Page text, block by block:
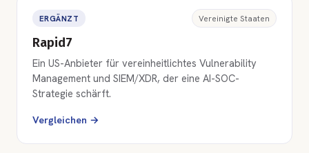
ERGÄNZT Vereinigte Staaten
Rapid7
Ein US-Anbieter für vereinheitlichtes Vulnerability
Management und SIEM/XDR, der eine AI-SOC-
Strategie schärft.
Vergleichen →